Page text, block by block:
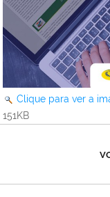
Clique para ver a
151KB